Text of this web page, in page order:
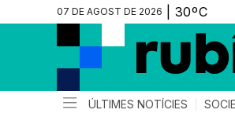
07 DE AGOST DE 2026
ÚLTIMES NOTÍCIES